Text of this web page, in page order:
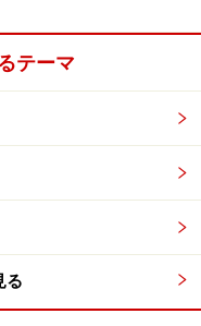
4月20日～5月20
人のことはスルーで
＆自己回復力運」1位
テーマ
る